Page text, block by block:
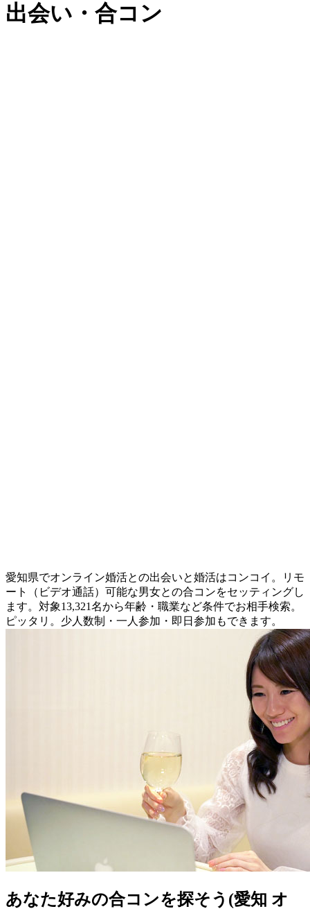
出会い・合コン
愛知県でオンライン婚活との出会いと婚活はコンコイ。リモ
ート（ビデオ通話）可能な男女との合コンをセッティングし
ます。対象13,321名から年齢・職業など条件でお相手検索。
ピッタリ。少人数制・一人参加・即日参加もできます。
あなた好みの合コンを探そう(愛知 オ